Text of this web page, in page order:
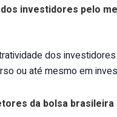
investidores pelo
dos
ou até mesmo em
da bolsa brasileira